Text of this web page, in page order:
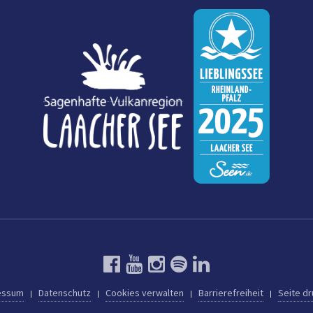
Datenschutz Cookies verwalten Barrierefreiheit Seite